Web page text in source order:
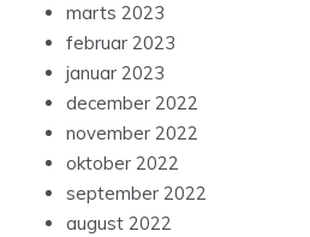
marts 2023
februar 2023
januar 2023
december 2022
november 2022
oktober 2022
september 2022
august 2022